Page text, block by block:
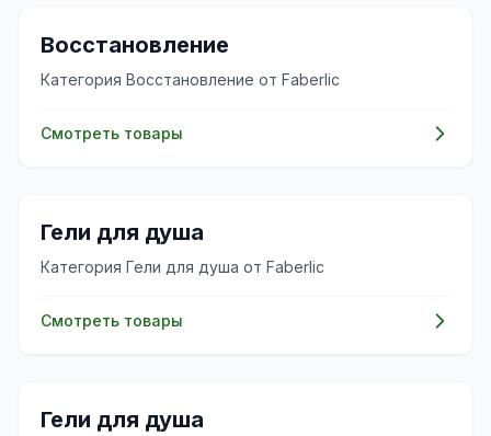
✨
Восстановление
Категория Восстановление от Faberlic
Смотреть товары
✨
Гели для душа
Категория Гели для душа от Faberlic
Смотреть товары
✨
Гели для душа